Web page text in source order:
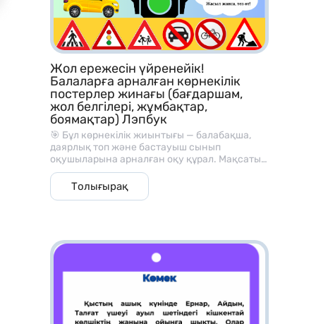
– Математика сабағында көрнекілік ретінде
– Топтық / жұптық жұмысқа
– Жеке карточка ретінде
– Қайталау сабақтарында
– БЖБ / ТЖБ дайынм алдында дайындыққа
– Үй тапсырмасы ретінде
– Ойын форматында оқытуға
Жол ережесін үйренейік!
Балаларға арналған көрнекілік
постерлер жинағы (бағдаршам,
жол белгілері, жұмбақтар,
боямақтар) Лэпбук
🎯 Бұл көрнекілік жиынтығы — балабақша,
даярлық топ және бастауыш сынып
оқушыларына арналған оқу құрал. Мақсаты
— балаларды жолда жүру мәдениетімен,
қауіпсіздік ережелерімен және жол
белгілерінің мағынасымен таныстыру.
Толығырақ